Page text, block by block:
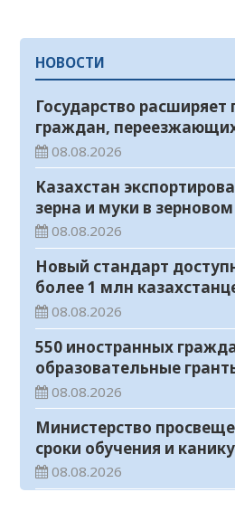
НОВОСТИ
Государство
граждан,
регионы для работы
08.08.2026
Казахстан
зерна и муки в
08.08.2026
Новый стандарт
более 1 млн
телемедицинские услуги
08.08.2026
550 иностранных
образовательные
Казахстане
08.08.2026
Министерство
сроки обучения и
учебный год
08.08.2026